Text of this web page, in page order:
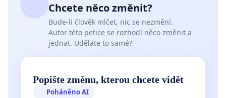
Chcete něco změnit?
Bude-li člověk mlčet, nic se nezmění.
Autor této petice se rozhodl něco změnit a
jednat. Uděláte to samé?
Popište změnu, kterou chcete vidět
Poháněno AI